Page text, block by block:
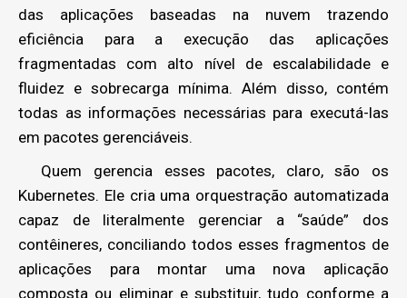
das aplicações baseadas na nuvem trazendo
eficiência para a execução das aplicações
fragmentadas com alto nível de escalabilidade e
fluidez e sobrecarga mínima. Além disso, contém
todas as informações necessárias para executá-las
em pacotes gerenciáveis.
Quem gerencia esses pacotes, claro, são os
Kubernetes. Ele cria uma orquestração automatizada
capaz de literalmente gerenciar a “saúde” dos
contêineres, conciliando todos esses fragmentos de
aplicações para montar uma nova aplicação
composta ou eliminar e substituir, tudo conforme a